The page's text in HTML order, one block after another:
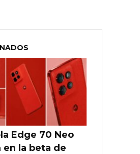
Edge 70 Neo
en la beta de